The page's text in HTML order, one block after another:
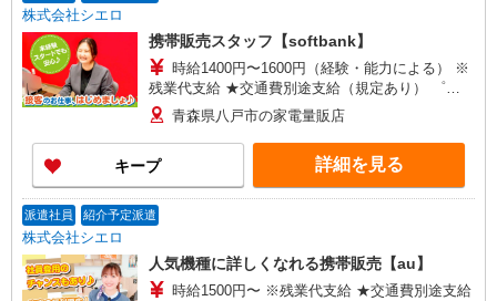
株式会社シエロ
携帯販売スタッフ【softbank】
時給1400円〜1600円（経験・能力による） ※
残業代支給 ★交通費別途支給（規定あり） ゜
+゜・。○。・゜+゜・。○。・゜+゜ 入社祝い金10
万円支給(規定有) お友達を紹介頂くと, インセンテ
ィブ支給(規定有) ★月2回払い・週払い可能（規程
有）★ ゜・。○。・゜+゜・。○。・゜+゜
青森県八戸市の家電量販店
キープ 詳細を見る
派遣社員 紹介予定派遣
株式会社シエロ
人気機種に詳しくなれる携帯販売【au】
時給1500円〜 ※残業代支給 ★交通費別途支給